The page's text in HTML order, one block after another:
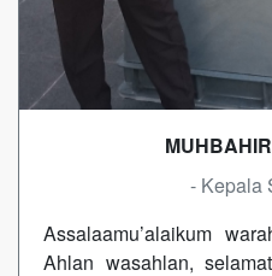
- Kepala
Assalaamu’alaikum
Ahlan wasahlan,